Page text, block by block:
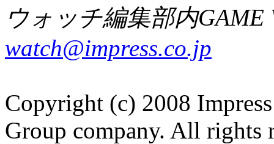
ウォッチ編集部内GAME
watch@impress.co.jp
Copyright (c) 2008
Group company. All rights